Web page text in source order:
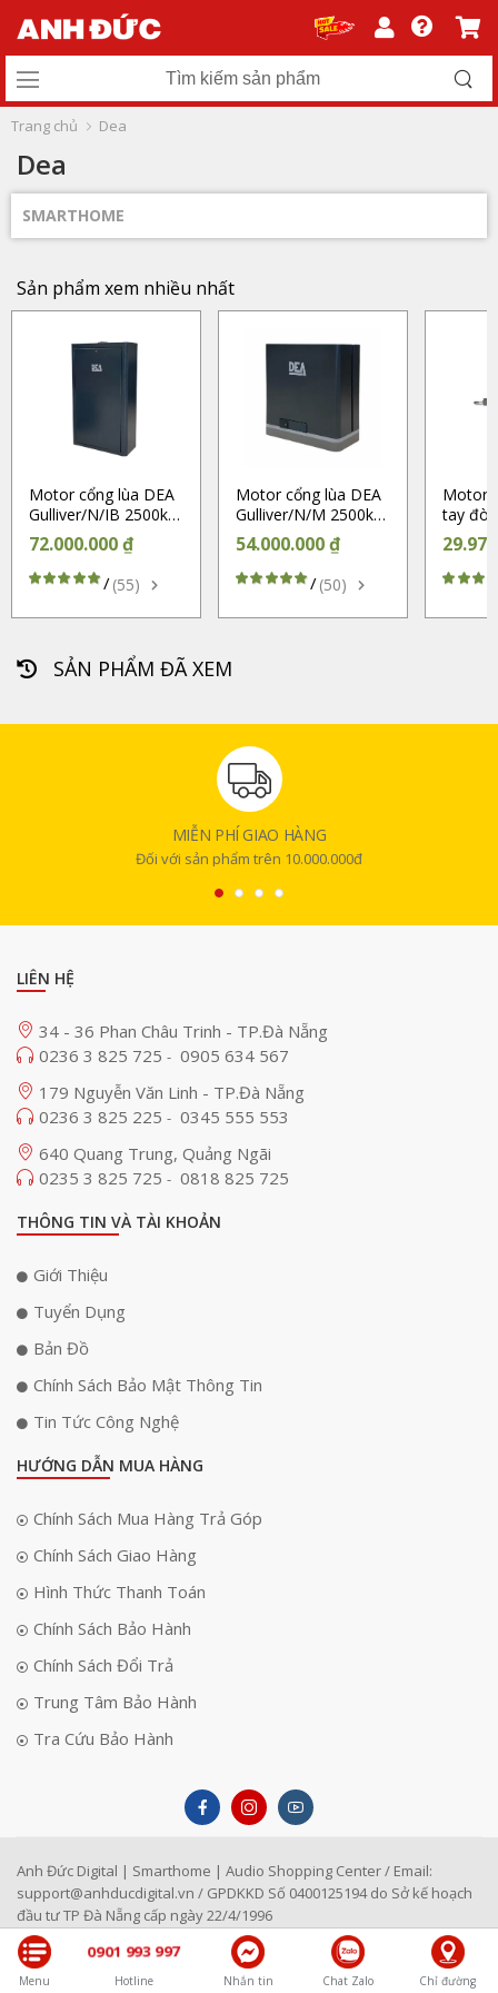
Trang chủ Dea
Dea
SMARTHOME
Sản phẩm xem nhiều nhất
Motor cổng lùa DEA
Gulliver/N/IB 2500kg
(Chính hãng)
72.000.000 ₫
/(55)
Motor cổng lùa DEA
Gulliver/N/M 2500kg
(Chính hãng)
54.000.000 ₫
/(50)
Motor
tay
Thông
SẢN PHẨM ĐÃ XEM
MIỄN PHÍ GIAO HÀNG
Đối với sản phẩm trên 10.000.000đ
Menu
0901 993 997
Hotline Nhắn tin Chat Zalo Chỉ đường
LIÊN HỆ
34 - 36 Phan Châu Trinh - TP.Đà Nẵng
0236 3 825 725 - 0905 634 567
179 Nguyễn Văn Linh - TP.Đà Nẵng
0236 3 825 225 - 0345 555 553
640 Quang Trung, Quảng Ngãi
0235 3 825 725 - 0818 825 725
THÔNG TIN VÀ TÀI KHOẢN
Giới Thiệu
Tuyển Dụng
Bản Đồ
Chính Sách Bảo Mật Thông Tin
Tin Tức Công Nghệ
HƯỚNG DẪN MUA HÀNG
Chính Sách Mua Hàng Trả Góp
Chính Sách Giao Hàng
Hình Thức Thanh Toán
Chính Sách Bảo Hành
Chính Sách Đổi Trả
Trung Tâm Bảo Hành
Tra Cứu Bảo Hành
Anh Đức Digital | Smarthome | Audio Shopping Center / Email:
support@anhducdigital.vn / GPDKKD Số 0400125194 do Sở kế hoạch
đầu tư TP Đà Nẵng cấp ngày 22/4/1996